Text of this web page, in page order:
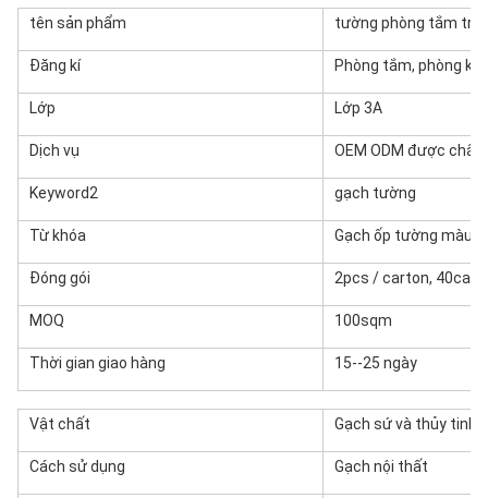
tên sản phẩm tường phòng tắm
Đăng kí Phòng tắm, phòng
Lớp Lớp 3A
Dịch vụ OEM ODM được chấp
Keyword2 gạch tường
Từ khóa Gạch ốp tường màu
Đóng gói 2pcs / carton,
MOQ 100sqm
Thời gian giao hàng 15--25 ngày
Vật chất Gạch sứ và thủy tinh
Cách sử dụng Gạch nội thất